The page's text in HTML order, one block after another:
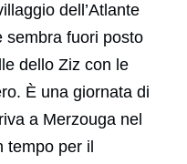
dell’Atlante
sembra fuori posto
dello Ziz con le
È una giornata di
a Merzouga nel
tempo per il